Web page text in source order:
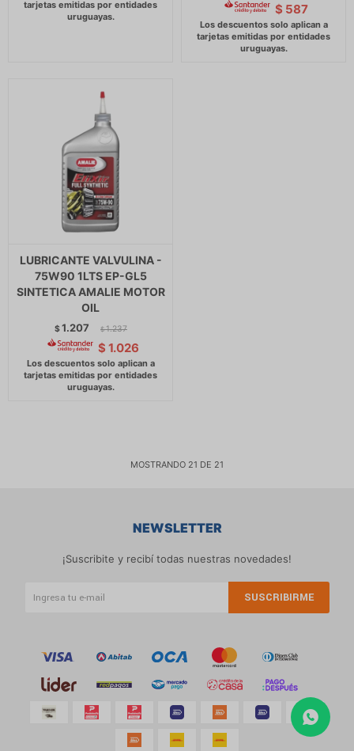
$ 587
LUBRICANTE VALVULINA -
75W90 1LTS EP-GL5
SINTETICA AMALIE MOTOR
OIL
$1.207 $ 1.237
$ 1.026
MOSTRANDO 21 DE 21
NEWSLETTER
¡Suscribite y recibí todas nuestras novedades!
SUSCRIBIRME